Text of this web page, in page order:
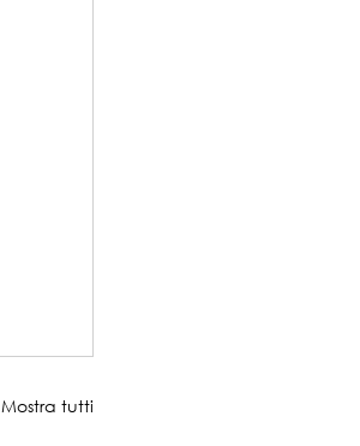
Mostra tutti